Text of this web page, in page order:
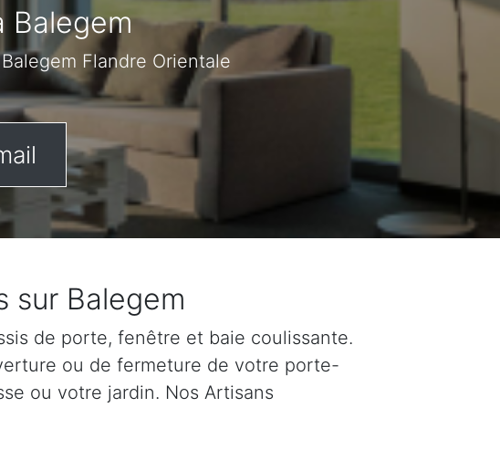
Balegem
Flandre Orientale
sur Balegem
de porte, fenêtre et baie coulissante.
ou de fermeture de votre porte-
ou votre jardin. Nos Artisans